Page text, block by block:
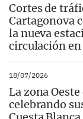
Cortes de
Cartagonova
la nueva
circulación en
18/07/2026
La zona
celebrando